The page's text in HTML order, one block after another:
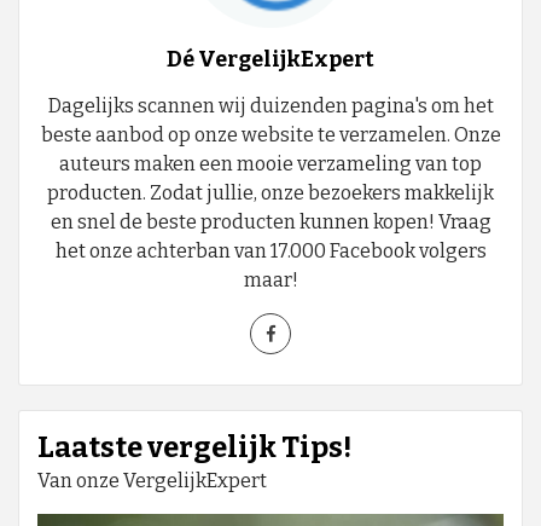
Dé VergelijkExpert
Dagelijks scannen wij duizenden pagina's om het
beste aanbod op onze website te verzamelen. Onze
auteurs maken een mooie verzameling van top
producten. Zodat jullie, onze bezoekers makkelijk
en snel de beste producten kunnen kopen! Vraag
het onze achterban van 17.000 Facebook volgers
maar!
Laatste vergelijk Tips!
Van onze VergelijkExpert